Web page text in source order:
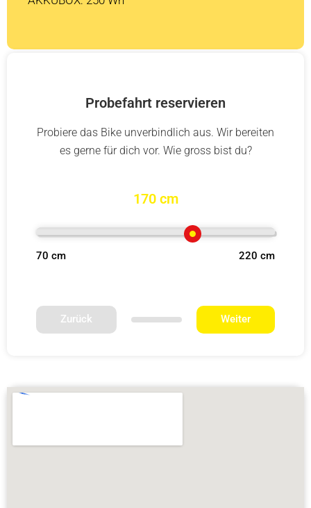
Probefahrt reservieren
Probiere das Bike unverbindlich aus. Wir bereiten
es gerne für dich vor. Wie gross bist du?
170 cm
70 cm 220 cm
Zurück Weiter